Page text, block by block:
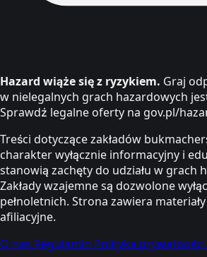
Hazard wiąże się z ryzykiem. Graj
w nielegalnych grach hazardowych
Sprawdź legalne oferty na gov.pl/
Treści dotyczące zakładów
charakter wyłącznie informacyjny i
stanowią zachęty do udziału w grach
Zakłady wzajemne są dozwolone
pełnoletnich. Strona zawiera
afiliacyjne.
O nas Regulamin Polityka prywatności